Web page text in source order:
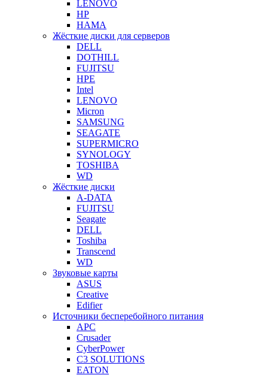
LENOVO
HP
HAMA
Жёсткие диски для серверов
DELL
DOTHILL
FUJITSU
HPE
Intel
LENOVO
Micron
SAMSUNG
SEAGATE
SUPERMICRO
SYNOLOGY
TOSHIBA
WD
Жёсткие диски
A-DATA
FUJITSU
Seagate
DELL
Toshiba
Transcend
WD
Звуковые карты
ASUS
Creative
Edifier
Источники бесперебойного питания
APC
Crusader
CyberPower
C3 SOLUTIONS
EATON